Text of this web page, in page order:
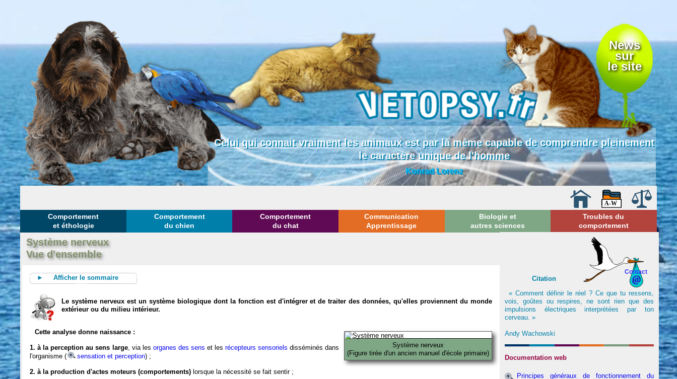
News
sur
le site
Celui qui connait vraiment les animaux est par là même capable de comprendre pleinement
le caractère unique de l'homme
Konrad Lorenz
Comportement
et éthologie
Comportement
du chien
Comportement
du chat
Communication
Apprentissage
Biologie et
autres sciences
Troubles du
comportement
Système nerveux
Vue d'ensemble
► Afficher le sommaire
Le système nerveux est un système biologique dont la fonction est d'intégrer et de traiter des données, qu'elles proviennent du monde
extérieur ou du milieu intérieur.
Système nerveux
(Figure tirée d'un ancien manuel d'école primaire)
Cette analyse donne naissance :
1. à la perception au sens large, via les organes des sens et les récepteurs sensoriels disséminés dans
l'organisme (
sensation et perception) ;
2. à la production d'actes moteurs (comportements) lorsque la nécessité se fait sentir ;
Contact
Citation
« Comment définir le réel ? Ce que tu ressens,
vois, goûtes ou respires, ne sont rien que des
impulsions électriques interprétées par ton
cerveau. »
Andy Wachowski
Documentation web
Principes généraux de fonctionnement du